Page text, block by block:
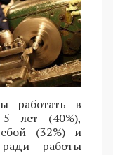
работать в
лет (40%),
(32%) и
ради работы